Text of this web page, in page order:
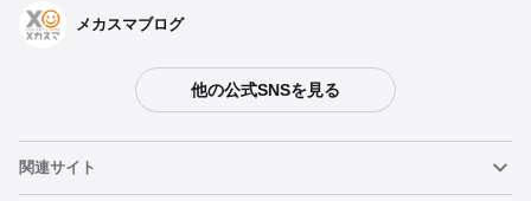
メカスマブログ
他の公式SNSを見る
関連サイト